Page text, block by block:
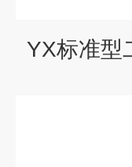
YX标准型